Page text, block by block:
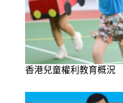
香港兒童權利教育概況